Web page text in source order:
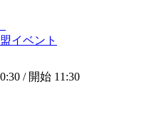
イベント
/ 開始 11:30